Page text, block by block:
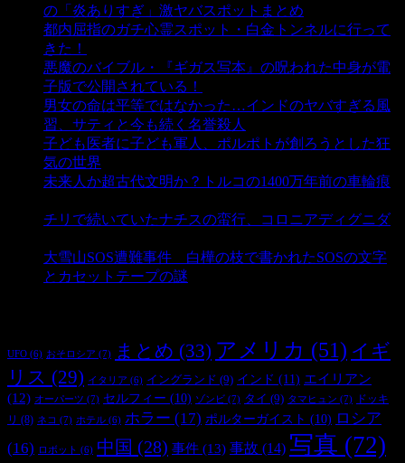
の「炎ありすぎ」激ヤバスポットまとめ
都内屈指のガチ心霊スポット・白金トンネルに行って
きた！
悪魔のバイブル・『ギガス写本』の呪われた中身が電
子版で公開されている！
男女の命は平等ではなかった…インドのヤバすぎる風
習、サティと今も続く名誉殺人
子ども医者に子ども軍人、ポルポトが創ろうとした狂
気の世界
未来人か超古代文明か？トルコの1400万年前の車輪痕
チリで続いていたナチスの蛮行、コロニアディグニダ
大雪山SOS遭難事件 白樺の枝で書かれたSOSの文字
とカセットテープの謎
UFO (6) おそロシア (7) まとめ (33) アメリカ (51) イギ
リス (29) イタリア (6) イングランド (9) インド (11) エイリアン
(12) オーパーツ (7) セルフィー (10) ゾンビ (7) タイ (9) タマヒュン (7)
ドッキ
リ (8) ネコ (7) ホテル (6) ホラー (17) ポルターガイスト (10) ロシア
(16)
ロボット (6) 中国 (28) 事件 (13) 事故 (14) 写真 (72)